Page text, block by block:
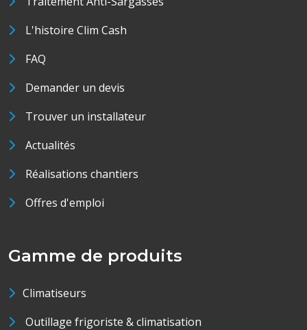
L'histoire Clim Cash
FAQ
Demander un devis
Trouver un installateur
Actualités
Réalisations chantiers
Offres d'emploi
Gamme de produits
Climatiseurs
Outillage frigoriste & climatisation